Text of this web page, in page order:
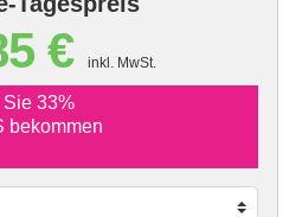
€ inkl. MwSt.
Sie 33%
bekommen